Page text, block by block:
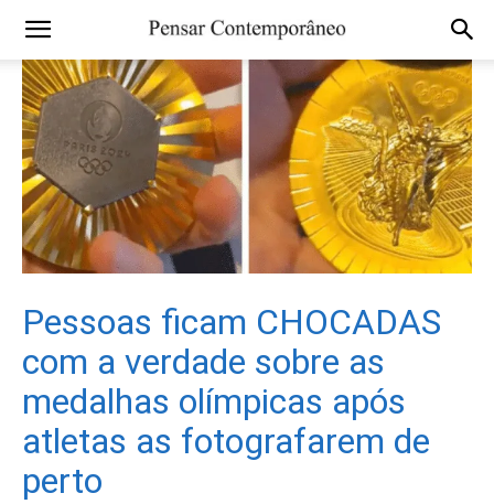
Pessoas ficam CHOCADAS
com a verdade sobre as
medalhas olímpicas após
atletas as fotografarem de
perto